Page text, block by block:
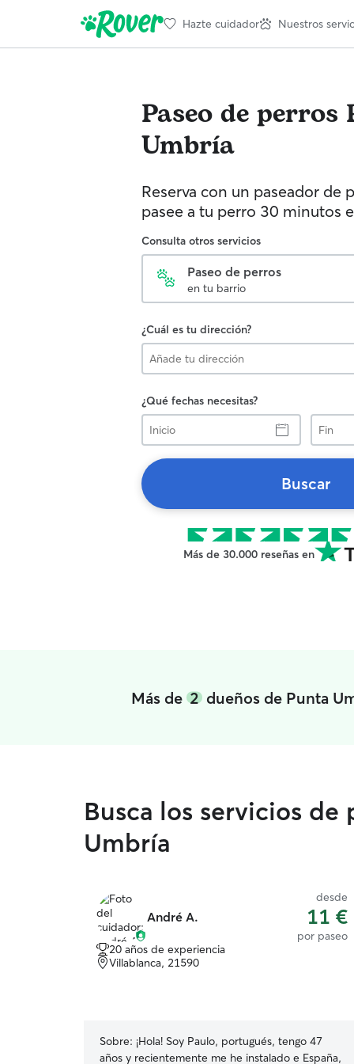
Hazte cuidador Nuestros
Paseo de perros
Umbría
Reserva con un paseador de
pasee a tu perro 30 minutos
Consulta otros servicios
Paseo de perros
en tu barrio
¿Cuál es tu dirección?
¿Qué fechas necesitas?
Inicio
Fin
Buscar
Más de 30.000 reseñas en
Más de2 dueños de Punta
Busca los servicios de
Umbría
André A.
desde
11 €
por paseo
20 años de experiencia
Villablanca, 21590
Sobre: ¡Hola! Soy Paulo, portugués, tengo 47
años y recientemente me he instalado e España,